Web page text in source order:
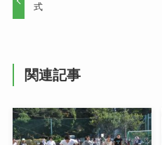
式
関連記事